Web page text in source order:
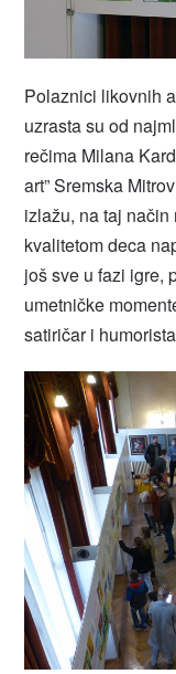
Polaznici likovnih
uzrasta su od
rečima Milana
art” Sremska
izlažu, na taj
kvalitetom deca
još sve u fazi igre,
umetničke
satiričar i